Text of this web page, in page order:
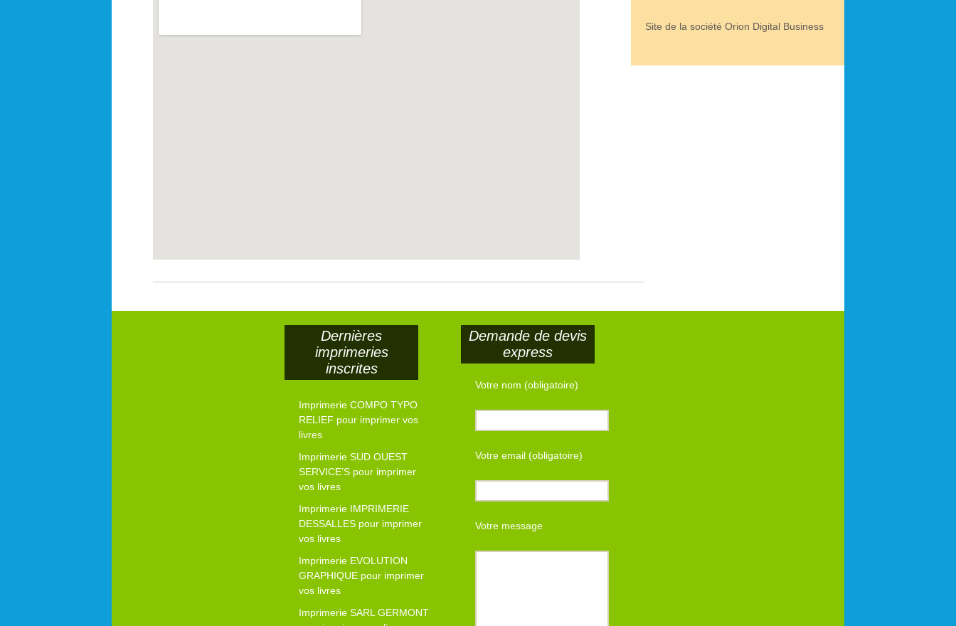
Site de la société Orion Digital Business
Dernières
imprimeries
inscrites
Imprimerie COMPO TYPO
RELIEF pour imprimer vos
livres
Imprimerie SUD OUEST
SERVICE’S pour imprimer
vos livres
Imprimerie IMPRIMERIE
DESSALLES pour imprimer
vos livres
Imprimerie EVOLUTION
GRAPHIQUE pour imprimer
vos livres
Imprimerie SARL GERMONT
Demande de devis
express
Votre nom (obligatoire)
Votre email (obligatoire)
Votre message